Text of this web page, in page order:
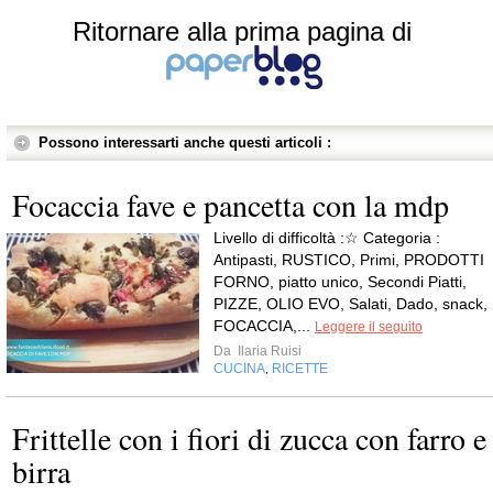
Ritornare alla prima pagina di
Possono interessarti anche questi articoli :
Focaccia fave e pancetta con la mdp
Livello di difficoltà :☆ Categoria :
Antipasti, RUSTICO, Primi, PRODOTTI
FORNO, piatto unico, Secondi Piatti,
PIZZE, OLIO EVO, Salati, Dado, snack,
FOCACCIA,...
Leggere il seguito
Da
Ilaria Ruisi
CUCINA RICETTE
Frittelle con i fiori di zucca con farro e
birra